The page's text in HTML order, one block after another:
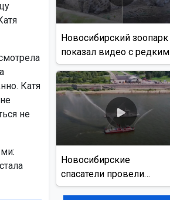
Катя
не
Новосибирский зоопарк
показал видео с редким
виверровым котом
Новосибирские
спасатели провели
учения на реке Обь